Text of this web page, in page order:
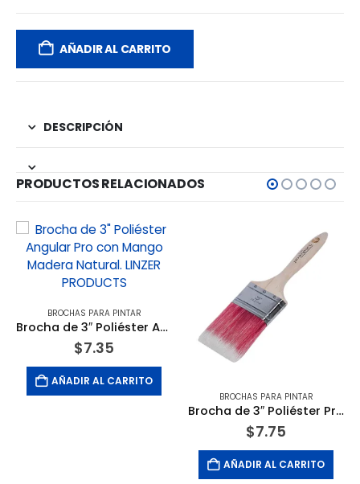
AÑADIR AL CARRITO
DESCRIPCIÓN
PRODUCTOS RELACIONADOS
BROCHAS PARA PINTAR
Brocha de 3″ Poliéster Angular Pro con Mango Madera Natural. LINZER PRODUCTS
$7.35
AÑADIR AL CARRITO
BROCHAS PARA PINTAR
Brocha de 3″ Poliéster Pro con Mango Madera Natural. LINZER PRODUCTS
$7.75
AÑADIR AL CARRITO